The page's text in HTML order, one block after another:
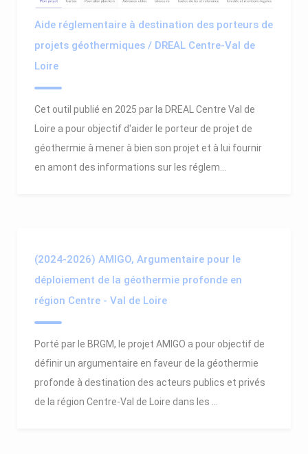
Aide réglementaire à destination des porteurs de
projets géothermiques / DREAL Centre-Val de
Loire
Cet outil publié en 2025 par la DREAL Centre Val de
Loire a pour objectif d'aider le porteur de projet de
géothermie à mener à bien son projet et à lui fournir
en amont des informations sur les réglem...
(2024-2026) AMIGO, Argumentaire pour le
déploiement de la géothermie profonde en
région Centre - Val de Loire
Porté par le BRGM, le projet AMIGO a pour objectif de
définir un argumentaire en faveur de la géothermie
profonde à destination des acteurs publics et privés
de la région Centre-Val de Loire dans les ...